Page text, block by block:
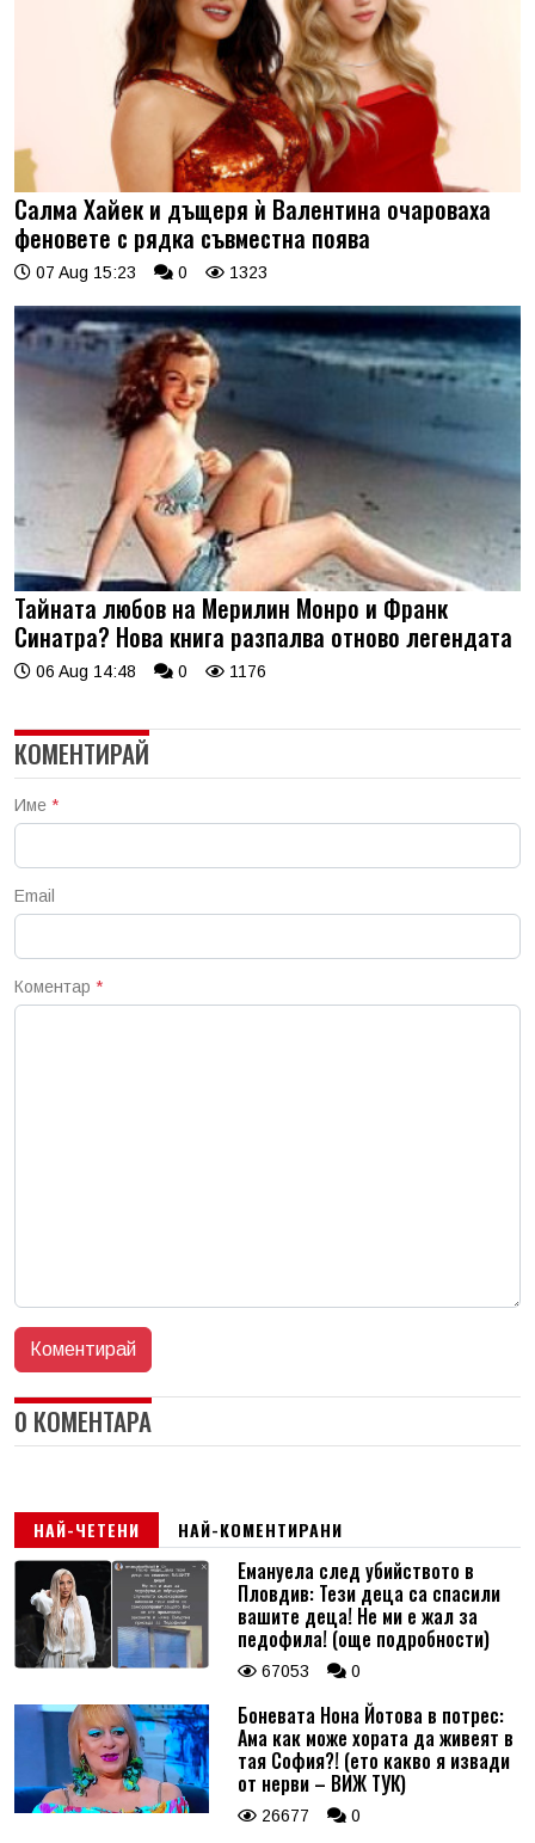
Салма Хайек и дъщеря ѝ Валентина очароваха
феновете с рядка съвместна поява
07 Aug 15:23 0 1323
Тайната любов на Мерилин Монро и Франк
Синатра? Нова книга разпалва отново легендата
06 Aug 14:48 0 1176
КОМЕНТИРАЙ
Име *
Email
Коментар *
0 КОМЕНТАРА
НАЙ-ЧЕТЕНИ НАЙ-КОМЕНТИРАНИ
Емануела след убийството в
Пловдив: Тези деца са спасили
вашите деца! Не ми е жал за
педофила! (още подробности)
67053 0
Боневата Нона Йотова в потрес:
Ама как може хората да живеят в
тая София?! (ето какво я извади
от нерви – ВИЖ ТУК)
26677 0